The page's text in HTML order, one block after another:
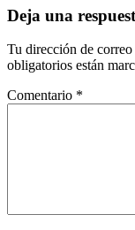
Deja una
Tu dirección de
obligatorios están
Comentario *